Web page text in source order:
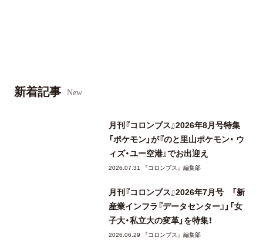
新着記事 New
月刊『コロンブス』2026年8月号特集
「ポケモン」が『のと里山ポケモン・ ウ
ィズ・ユー空港』でお出迎え
2026.07.31 『コロンブス』編集部
月刊『コロンブス』2026年7月号 「新
産業インフラ『データセンター』」「女
子大・私立大の変革」を特集！
2026.06.29 『コロンブス』編集部